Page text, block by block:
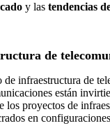
y las tendencias
de
infraestructura de
están
proyectos de
en